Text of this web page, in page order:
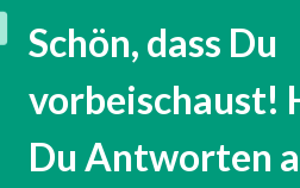
Schön, dass Du
vorbeischaust!
Du Antworten